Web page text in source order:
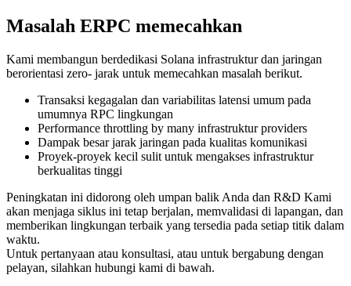
Masalah ERPC memecahkan
Kami membangun berdedikasi Solana infrastruktur dan jaringan
berorientasi zero- jarak untuk memecahkan masalah berikut.
Transaksi kegagalan dan variabilitas latensi umum pada
umumnya RPC lingkungan
Performance throttling by many infrastruktur providers
Dampak besar jarak jaringan pada kualitas komunikasi
Proyek-proyek kecil sulit untuk mengakses infrastruktur
berkualitas tinggi
Peningkatan ini didorong oleh umpan balik Anda dan R&D Kami
akan menjaga siklus ini tetap berjalan, memvalidasi di lapangan, dan
memberikan lingkungan terbaik yang tersedia pada setiap titik dalam
waktu.
Untuk pertanyaan atau konsultasi, atau untuk bergabung dengan
pelayan, silahkan hubungi kami di bawah.